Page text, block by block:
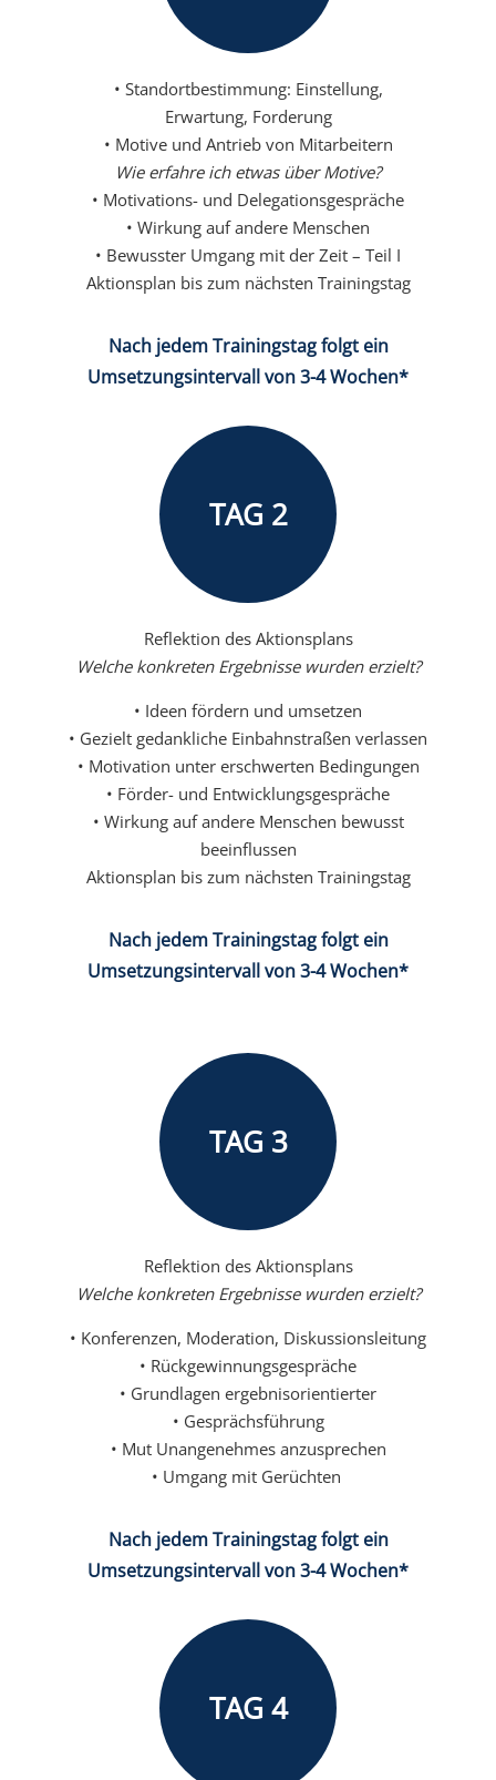
• Standortbestimmung: Einstellung,
Erwartung, Forderung
• Motive und Antrieb von Mitarbeitern
Wie erfahre ich etwas über Motive?
• Motivations- und Delegationsgespräche
• Wirkung auf andere Menschen
• Bewusster Umgang mit der Zeit – Teil I
Aktionsplan bis zum nächsten Trainingstag
Nach jedem Trainingstag folgt ein
Umsetzungsintervall von 3-4 Wochen*
TAG 2
Reflektion des Aktionsplans
Welche konkreten Ergebnisse wurden erzielt?
• Ideen fördern und umsetzen
• Gezielt gedankliche Einbahnstraßen verlassen
• Motivation unter erschwerten Bedingungen
• Förder- und Entwicklungsgespräche
• Wirkung auf andere Menschen bewusst
beeinflussen
Aktionsplan bis zum nächsten Trainingstag
Nach jedem Trainingstag folgt ein
Umsetzungsintervall von 3-4 Wochen*
TAG 3
Reflektion des Aktionsplans
Welche konkreten Ergebnisse wurden erzielt?
• Konferenzen, Moderation, Diskussionsleitung
• Rückgewinnungsgespräche
• Grundlagen ergebnisorientierter
• Gesprächsführung
• Mut Unangenehmes anzusprechen
• Umgang mit Gerüchten
Nach jedem Trainingstag folgt ein
Umsetzungsintervall von 3-4 Wochen*
TAG 4